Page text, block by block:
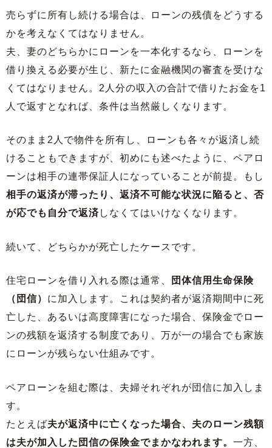
売らずに所有し続ける場合は、ローンの残債をどうする
かを考えなくてはなりません。
夫、妻のどちらかにローンを一本化するなら、ローンを
借り換える必要が生じ、新たに金融機関の審査を受けな
くてはなりません。2人分の収入の合計で借りたお金を1
人で返すとなれば、条件は当然厳しくなります。
そのまま2人で物件を所有し、ローンも各々が返済し続
けることもできますが、初めにも述べたように、ペアロ
ーンは相手の連帯保証人になっていることが前提。もし
相手の返済が滞ったり、返済不可能な状況に陥ると、否
が応でも自分で返済しなくてはいけなくなります。
続いて、どちらかが死亡したケースです。
住宅ローンを借り入れる際は通常、
団体信用生命保険
（団信） に加入します。これは契約者が返済期間中に死
亡した、あるいは高度障害になった場合、保険金でロー
ンの残額を返済する制度であり、万が一の場合でも家族
にローンが残らない仕組みです。
ペアローンを組む際は、夫婦それぞれが団信に加入しま
す。
たとえば夫が返済中に亡くなった場合、夫のローン残額
は夫が加入した団信の保険金でまかなわれます。 一方、